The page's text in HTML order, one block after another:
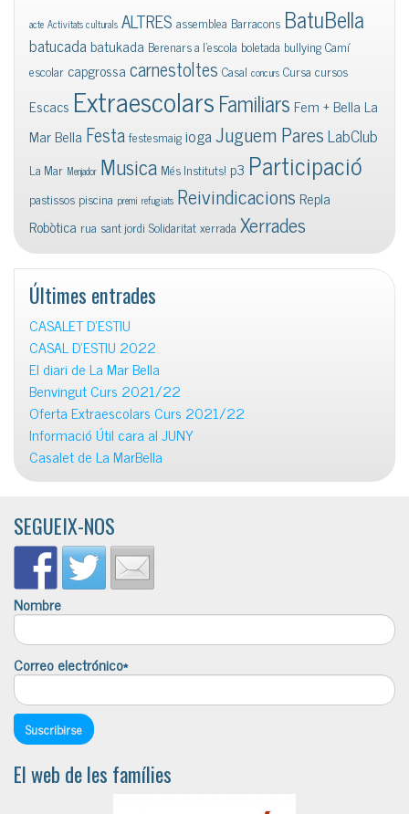
acte Activitats culturals ALTRES assemblea Barracons BatuBella
batucadabatukada Berenars a l'escola boletada bullyingCamí
escolar capgrossacarnestoltes Casal concurs Cursa cursos
Escacs ExtraescolarsFamiliars Fem + Bella La
Mar Bella FestafestesmaigiogaJuguem ParesLabClub
La Mar Menjador Musica Més Instituts! p3 Participació
pastissos piscina premi refugiats Reivindicacions Repla
Robòtica rua sant jordi Solidaritatxerrada Xerrades
Últimes entrades
CASALET D’ESTIU
CASAL D’ESTIU 2022
El diari de La Mar Bella
Benvingut Curs 2021/22
Oferta Extraescolars Curs 2021/22
Informació Útil cara al JUNY
Casalet de La MarBella
SEGUEIX-NOS
Nombre
Correo electrónico*
El web de les famílies